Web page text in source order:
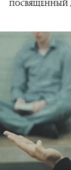
ПОСВЯЩЕННЫЙ